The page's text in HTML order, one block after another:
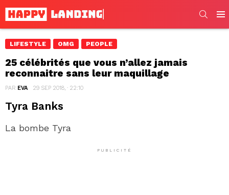
LIFESTYLE OMG PEOPLE
25 célébrités que vous n’allez jamais
reconnaitre sans leur maquillage
PAR EVA 29 SEP 2018, · 22:10
Tyra Banks
La bombe Tyra
PUBLICITÉ